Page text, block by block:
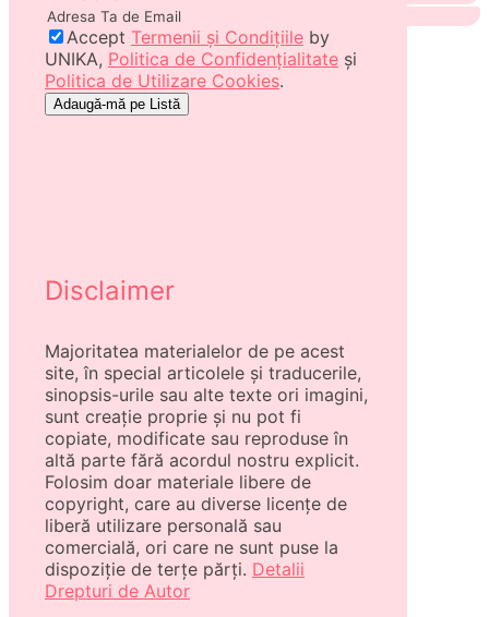
Accept Termenii și Condițiile by
UNIKA, Politica de Confidențialitate și
Politica de Utilizare Cookies.
Disclaimer
Majoritatea materialelor de pe acest
site, în special articolele și traducerile,
sinopsis-urile sau alte texte ori imagini,
sunt creație proprie și nu pot fi
copiate, modificate sau reproduse în
altă parte fără acordul nostru explicit.
Folosim doar materiale libere de
copyright, care au diverse licențe de
liberă utilizare personală sau
comercială, ori care ne sunt puse la
dispoziție de terțe părți. Detalii
Drepturi de Autor